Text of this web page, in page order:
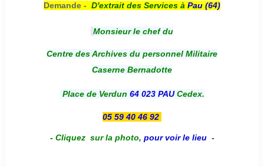
Demande - D'extrait des Services à Pau (64)
Monsieur le chef du
Centre des Archives du personnel Militaire
Caserne Bernadotte
Place de Verdun 64 023 PAUCedex.
05 59 40 46 92
- Cliquez sur la photo, pour voir le lieu -